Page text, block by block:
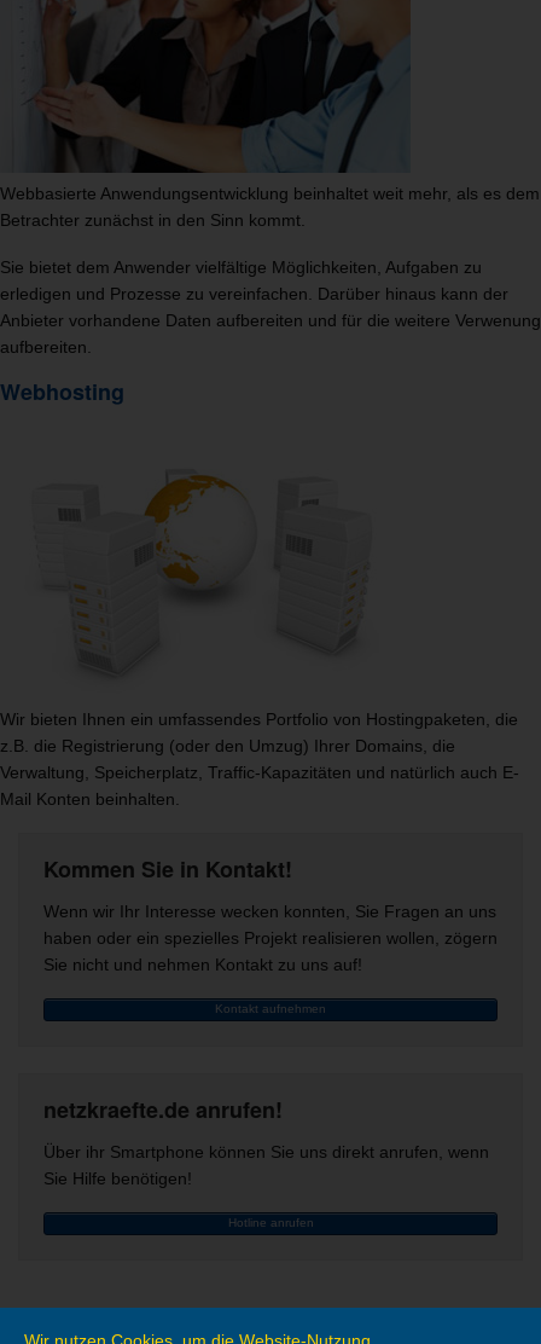
Webbasierte Anwendungsentwicklung beinhaltet weit mehr, als es dem
Betrachter zunächst in den Sinn kommt.
Sie bietet dem Anwender vielfältige Möglichkeiten, Aufgaben zu
erledigen und Prozesse zu vereinfachen. Darüber hinaus kann der
Anbieter vorhandene Daten aufbereiten und für die weitere Verwenung
aufbereiten.
Webhosting
Wir bieten Ihnen ein umfassendes Portfolio von Hostingpaketen, die
z.B. die Registrierung (oder den Umzug) Ihrer Domains, die
Verwaltung, Speicherplatz, Traffic-Kapazitäten und natürlich auch E-
Mail Konten beinhalten.
Kommen Sie in Kontakt!
Wenn wir Ihr Interesse wecken konnten, Sie Fragen an uns
haben oder ein spezielles Projekt realisieren wollen, zögern
Sie nicht und nehmen Kontakt zu uns auf!
Kontakt aufnehmen
netzkraefte.de anrufen!
Über ihr Smartphone können Sie uns direkt anrufen, wenn
Sie Hilfe benötigen!
Hotline anrufen